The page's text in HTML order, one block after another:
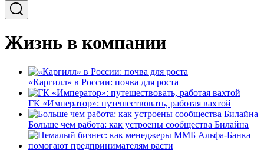
Жизнь в компании
«Каргилл» в России: почва для роста
ГК «Император»: путешествовать, работая вахтой
Больше чем работа: как устроены сообщества Билайна